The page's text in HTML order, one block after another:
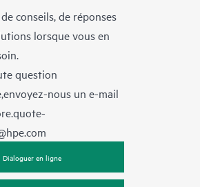
conseils, de réponses
lorsque vous en
question
nous un e-mail
Dialoguer en ligne